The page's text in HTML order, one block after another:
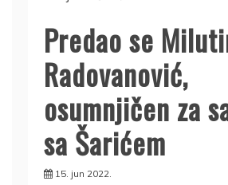
Predao se
Radovanović,
osumnjičen za
sa Šarićem
15. jun 2022.